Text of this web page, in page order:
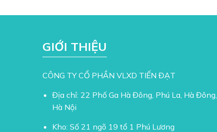
GIỚI THIỆU
CÔNG TY CỔ PHẦN VLXD TIẾN ĐẠT
Địa chỉ: 22 Phố Ga Hà Đông, Phú La, Hà Đông,
Hà Nội
Kho: Số 21 ngõ 19 tổ 1 Phú Lương